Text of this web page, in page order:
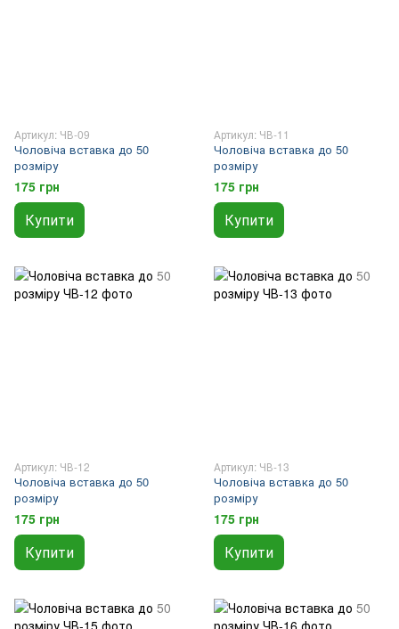
Артикул: ЧВ-09
Чоловіча вставка до 50
розміру
175 грн
Купити
Артикул: ЧВ-11
Чоловіча вставка до 50
розміру
175 грн
Купити
Артикул: ЧВ-12
Чоловіча вставка до 50
розміру
175 грн
Купити
Артикул: ЧВ-13
Чоловіча вставка до 50
розміру
175 грн
Купити